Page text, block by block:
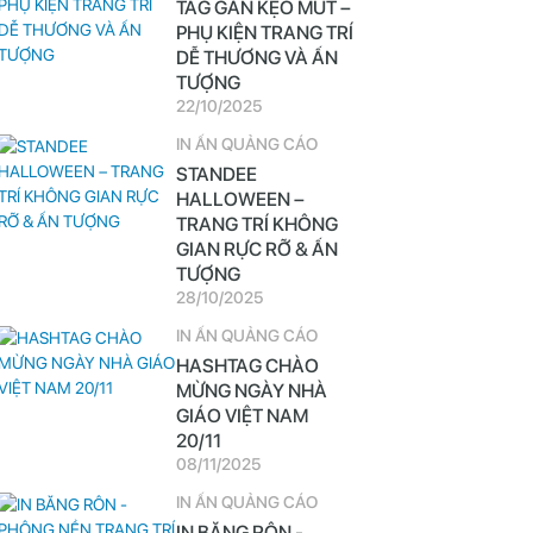
TAG GẮN KẸO MÚT –
PHỤ KIỆN TRANG TRÍ
DỄ THƯƠNG VÀ ẤN
TƯỢNG
22/10/2025
IN ẤN QUẢNG CÁO
STANDEE
HALLOWEEN –
TRANG TRÍ KHÔNG
GIAN RỰC RỠ & ẤN
TƯỢNG
28/10/2025
IN ẤN QUẢNG CÁO
HASHTAG CHÀO
MỪNG NGÀY NHÀ
GIÁO VIỆT NAM
20/11
08/11/2025
IN ẤN QUẢNG CÁO